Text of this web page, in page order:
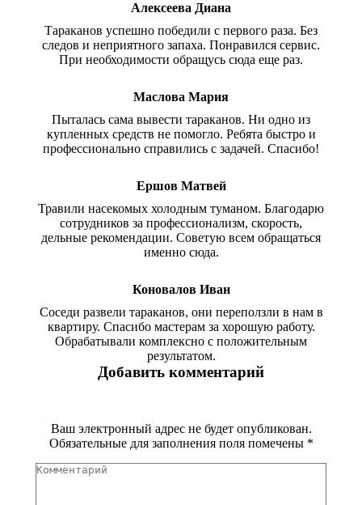
Алексеева Диана
Тараканов успешно победили с первого раза. Без
следов и неприятного запаха. Понравился сервис.
При необходимости обращусь сюда еще раз.
Маслова Мария
Пыталась сама вывести тараканов. Ни одно из
купленных средств не помогло. Ребята быстро и
профессионально справились с задачей. Спасибо!
Ершов Матвей
Травили насекомых холодным туманом. Благодарю
сотрудников за профессионализм, скорость,
дельные рекомендации. Советую всем обращаться
именно сюда.
Коновалов Иван
Соседи развели тараканов, они переползли в нам в
квартиру. Спасибо мастерам за хорошую работу.
Обрабатывали комплексно с положительным
результатом.
Добавить комментарий
Ваш электронный адрес не будет опубликован.
Обязательные для заполнения поля помечены *
Комментарий